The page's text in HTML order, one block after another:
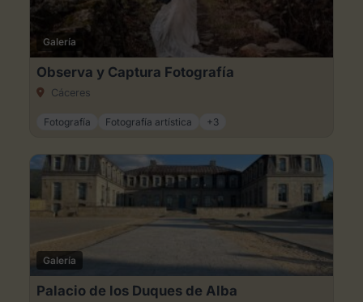
Galería
Observa y Captura Fotografía
Cáceres
Fotografía Fotografía artística +3
Galería
Palacio de los Duques de Alba